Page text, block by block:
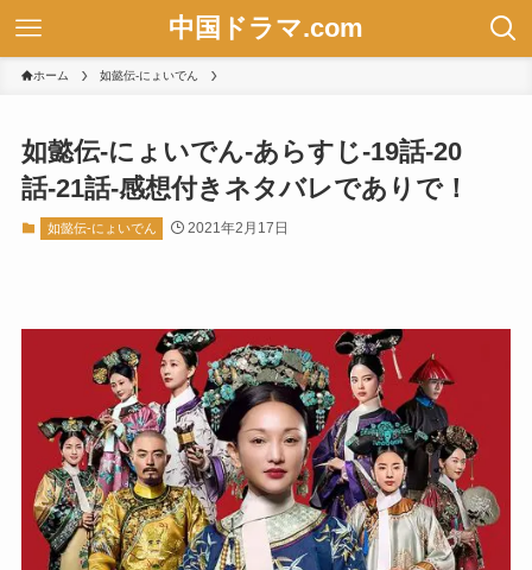
中国ドラマ.com
ホーム 如懿伝-にょいでん
如懿伝-にょいでん-あらすじ-19話-20
話-21話-感想付きネタバレでありで！
如懿伝-にょいでん 2021年2月17日